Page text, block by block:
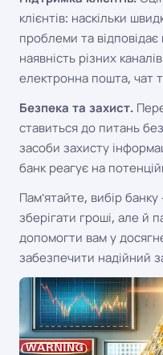
клієнтів: наскільки
проблеми та
наявність різних
електронна пошта, чат
Безпека та захист.
ставиться до питань
засоби захисту
банк реагує на
Пам'ятайте, вибір
зберігати гроші, але й
допомогти вам у
забезпечити надійний